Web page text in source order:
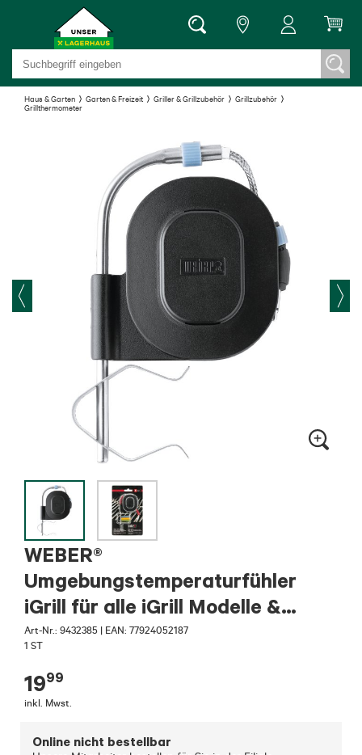
Haus & Garten Garten & Freizeit Griller & Grillzubehör
Grillzubehör
Grillthermometer
WEBER®
Umgebungstemperaturfühler
iGrill für alle iGrill Modelle &
WEBER® Connect
Art-Nr.: 9432385 | EAN: 77924052187
1 ST
1999
inkl. Mwst.
Online nicht bestellbar